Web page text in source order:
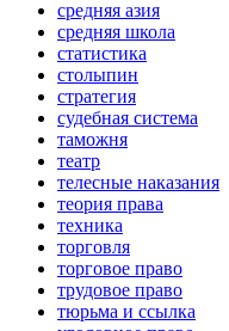
средняя азия
средняя школа
статистика
столыпин
стратегия
судебная система
таможня
театр
телесные наказания
теория права
техника
торговля
торговое право
трудовое право
тюрьма и ссылка